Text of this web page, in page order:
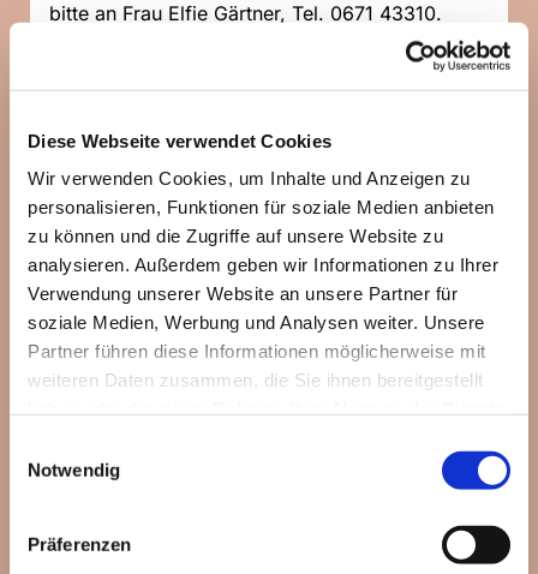
Diese Webseite verwendet Cookies
Wir verwenden Cookies, um Inhalte und Anzeigen zu
personalisieren, Funktionen für soziale Medien anbieten
zu können und die Zugriffe auf unsere Website zu
analysieren. Außerdem geben wir Informationen zu Ihrer
Verwendung unserer Website an unsere Partner für
soziale Medien, Werbung und Analysen weiter. Unsere
Partner führen diese Informationen möglicherweise mit
weiteren Daten zusammen, die Sie ihnen bereitgestellt
Notwendig
Präferenzen
bitte an Frau Elfie Gärtner, Tel. 0671 43310.